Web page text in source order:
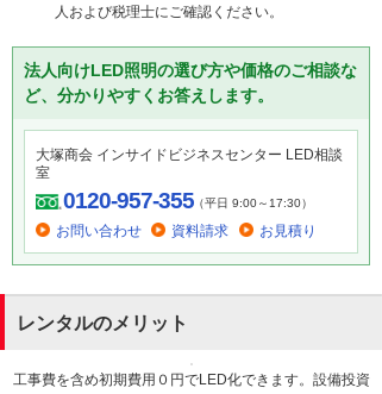
人および税理士にご確認ください。
法人向けLED照明の選び方や価格のご相談な
ど、分かりやすくお答えします。
大塚商会 インサイドビジネスセンター LED相談
室
0120-957-355（平日 9:00～17:30）
お問い合わせ 資料請求 お見積り
レンタルのメリット
工事費を含め初期費用０円でLED化できます。設備投資